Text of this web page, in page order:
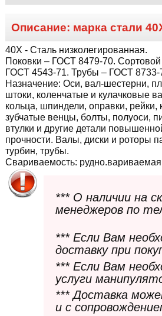
Описание: марка стали
40Х - Сталь низколегированная.
Поковки – ГОСТ 8479-70. Сортовой
ГОСТ 4543-71. Трубы – ГОСТ 8733-
Назначение: Оси, вал-шестерни,
штоки, коленчатые и кулачковые
кольца, шпиндели, оправки, рейки,
зубчатые венцы, болты, полуоси,
втулки и другие детали
прочности. Валы, диски и роторы
турбин, трубы.
Свариваемость:
*** О наличии на
менеджеров по
*** Если Вам
доставку при
*** Если Вам
услуги
*** Доставка
и с